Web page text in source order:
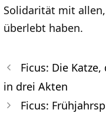
Solidarität mit
überlebt haben.
Ficus: Die
in drei Akten
Ficus: